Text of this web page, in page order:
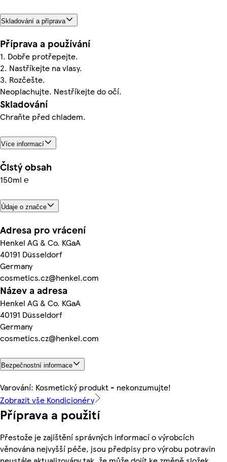
Skladování a příprava
Příprava a používání
1. Dobře protřepejte.
2. Nastříkejte na vlasy.
3. Rozčešte.
Neoplachujte. Nestříkejte do očí.
Skladování
Chraňte před chladem.
Více informací
Čistý obsah
150ml ℮
Údaje o značce
Adresa pro vrácení
Henkel AG & Co. KGaA
40191 Düsseldorf
Germany
cosmetics.cz@henkel.com
Název a adresa
Henkel AG & Co. KGaA
40191 Düsseldorf
Germany
cosmetics.cz@henkel.com
Bezpečnostní informace
Varování: Kosmetický produkt - nekonzumujte!
Zobrazit vše Kondicionéry
Příprava a použití
Přestože je zajištění správných informací o výrobcích
věnována nejvyšší péče, jsou předpisy pro výrobu potravin